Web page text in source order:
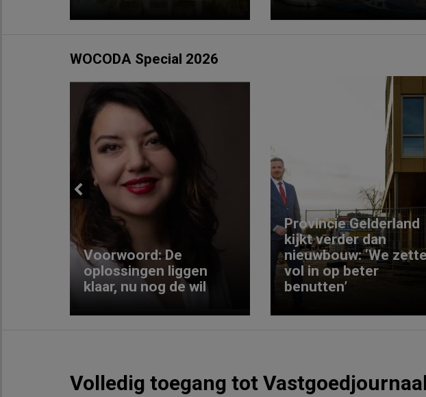
WOCODA Special 2026
Previous
Voorwoord: De
oplossingen liggen
klaar, nu nog de wil
Provincie Gelderland
kijkt verder dan
nieuwbouw: ‘We
vol in op beter
benutten’
Volledig toegang tot